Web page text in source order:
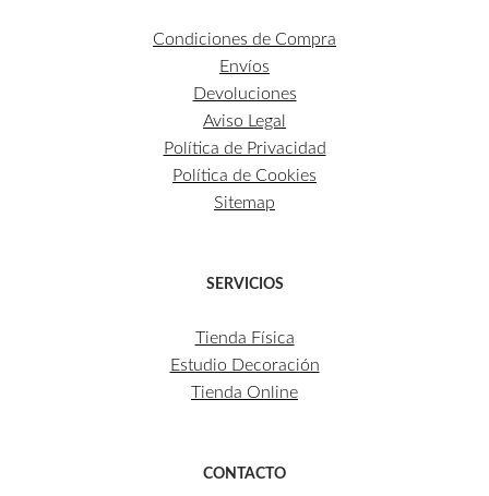
Condiciones de Compra
Envíos
Devoluciones
Aviso Legal
Política de Privacidad
Política de Cookies
Sitemap
SERVICIOS
Tienda Física
Estudio Decoración
Tienda Online
CONTACTO